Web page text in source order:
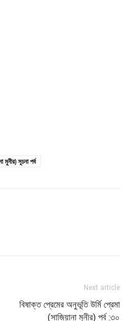
মুনীর) সূচনা পর্ব
Next article
বিষাক্ত প্রেমের অনুভূতি উর্মি প্রেমা
(সাজিয়ানা মুনীর) পর্ব :৩০